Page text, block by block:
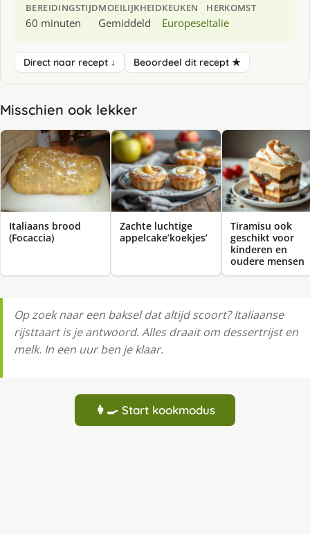
BEREIDINGSTIJD
60 minuten
MOEILIJKHEID
Gemiddeld
KEUKEN
Europese
HERKOMST
Italie
Direct naar recept ↓ Beoordeel dit recept ★
Misschien ook lekker
Italiaans brood
(Focaccia)
Zachte luchtige
appelcake’koekjes’
Tiramisu ook
geschikt voor
kinderen en
oudere mensen
Op zoek naar een baksel dat altijd scoort? Italiaanse
rijsttaart is je antwoord. Alles draait om dessertrijst en
melk. In een uur ben je klaar.
👩‍🍳 Start kookmodus